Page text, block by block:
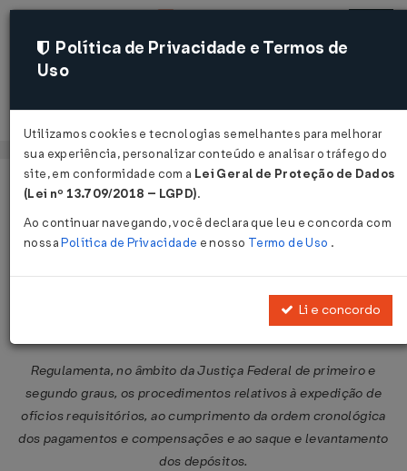
Acessar
Página Inicial Legislações
Resolução CJF nº 122 de
Regulamenta, no âmbito da Justiça Federal de primeiro e
segundo graus, os procedimentos relativos à expedição de
ofícios requisitórios, ao cumprimento da ordem cronológica
dos pagamentos e compensações e ao saque e levantamento
dos depósitos.
Política de Privacidade e Termos de
Uso
Utilizamos cookies e tecnologias semelhantes para melhorar
sua experiência, personalizar conteúdo e analisar o tráfego do
site, em conformidade com a Lei Geral de Proteção de Dados
(Lei nº 13.709/2018 – LGPD).
Ao continuar navegando, você declara que leu e concorda com
nossaPolítica de Privacidade e nosso Termo de Uso .
Li e concordo